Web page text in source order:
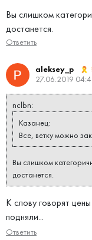
Вы слишком
достанется.
Ответить
aleksey_p
27.06.2019
nclbn:
Казанец:
Все, ветку можно
Вы слишком
достанется.
К слову говорят
подняли...
Ответить